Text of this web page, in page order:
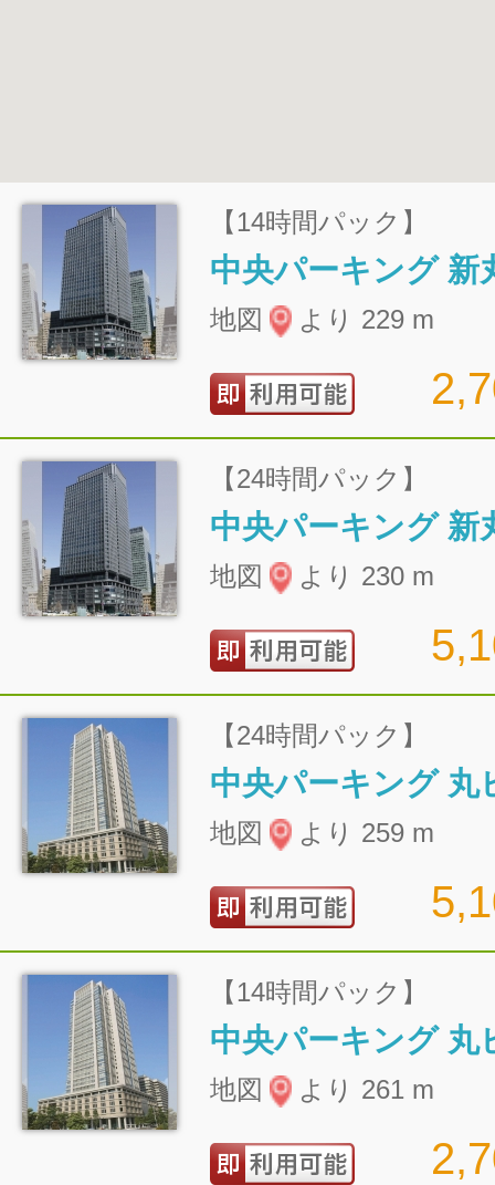
【14時間パック】
地図 より 229 m
【24時間パック】
地図 より 230 m
【24時間パック】
地図 より 259 m
【14時間パック】
地図 より 261 m